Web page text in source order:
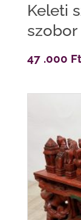
Keleti
47 .000 Ft